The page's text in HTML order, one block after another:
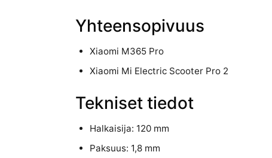
Yhteensopivuus
Xiaomi M365 Pro
Xiaomi Mi Electric Scooter Pro 2
Tekniset tiedot
Halkaisija: 120 mm
Paksuus: 1,8 mm